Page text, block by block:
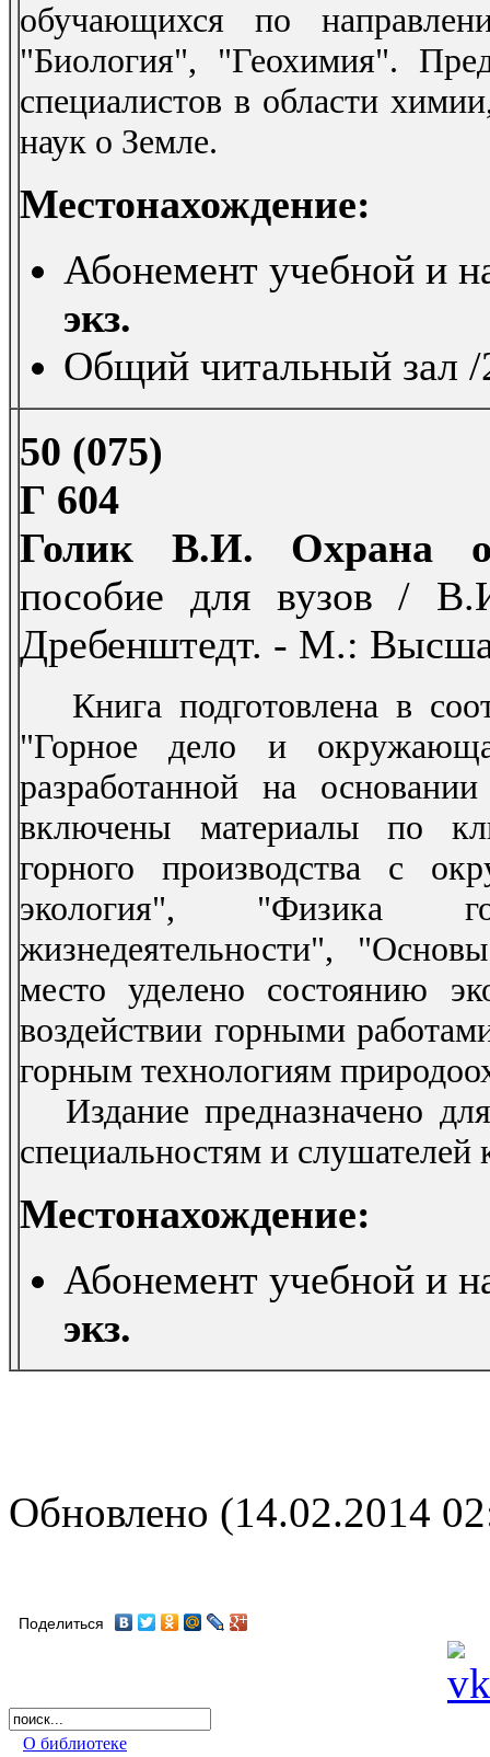
обучающихся по
"Биология", "Геохимия".
специалистов в области
наук о Земле.
Местонахождение:
Абонемент учебной и
экз.
Общий читальный зал
50 (075)
Г 604
Голик В.И. Охрана
пособие для вузов /
Дребенштедт. - М.:
Книга подготовлена в
"Горное дело и
разработанной на
включены материалы по
горного производства с
экология", "Физика
жизнедеятельности",
место уделено состоянию
воздействии горными
горным технологиям
Издание предназначено
специальностям и
Местонахождение:
Абонемент учебной и
экз.
Обновлено (14.02.2014
Поделиться
О библиотеке